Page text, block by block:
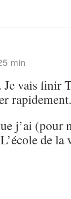
min
vais finir
rapidement.
j’ai (pour
de la